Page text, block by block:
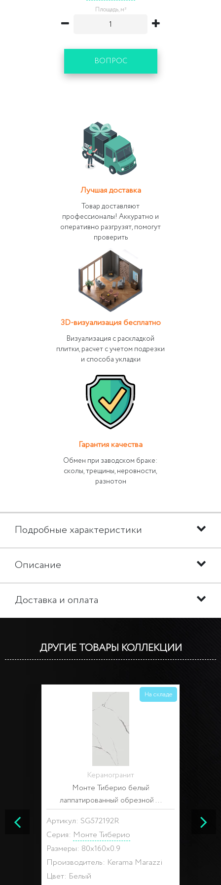
Площадь, м²
ВОПРОС
Лучшая доставка
Товар доставляют
профессионалы! Аккуратно и
оперативно разгрузят, помогут
проверить
3D-визуализация бесплатно
Визуализация с раскладкой
плитки, расчет с учетом подрезки
и способа укладки
Гарантия качества
Обмен при заводском браке:
сколы, трещины, неровности,
разнотон
Подробные характеристики
Описание
Доставка и оплата
ДРУГИЕ ТОВАРЫ КОЛЛЕКЦИИ
На складе
Керамогранит
Монте Тиберио белый
лаппатированный обрезной ...
Артикул: SG572192R
Серия: Монте Тиберио
Размеры: 80x160x0.9
Производитель: Kerama Marazzi
Цвет: Белый